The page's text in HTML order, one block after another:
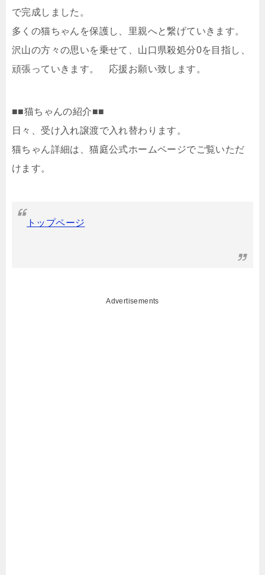
で完成しました。
多くの猫ちゃんを保護し、里親へと繋げていきます。
沢山の方々の思いを乗せて、山口県殺処分0を目指し、
頑張っていきます。 応援お願い致します。
■■猫ちゃんの紹介■■
日々、受け入れ譲渡で入れ替わります。
猫ちゃん詳細は、猫庭公式ホームページでご覧いただ
けます。
トップページ
Advertisements